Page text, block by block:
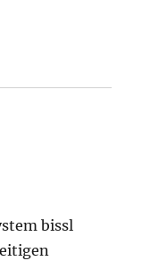
bissl